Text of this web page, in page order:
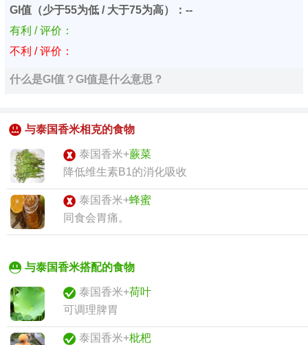
GI值（少于55为低 / 大于75为高）：--
有利 / 评价：
不利 / 评价：
什么是GI值？GI值是什么意思？
与泰国香米相克的食物
泰国香米+蕨菜
降低维生素B1的消化吸收
泰国香米+蜂蜜
同食会胃痛。
与泰国香米搭配的食物
泰国香米+荷叶
可调理脾胃
泰国香米+枇杷